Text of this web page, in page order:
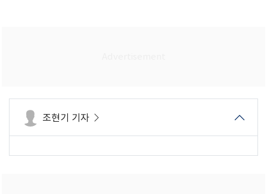
조현기 기자